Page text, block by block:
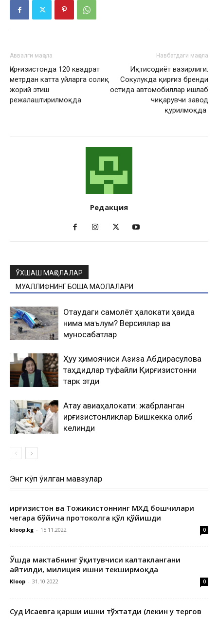
Аввалги мақола
Қирғизистонда 120 квадрат
метрдан катта уйларга солиқ
жорий этиш
режалаштирилмоқда
Навбатдаги мақола
Иқтисодиёт вазирлиги:
Сокулукда қирғиз бренди
остида автомобиллар ишлаб
чиқарувчи завод
қурилмоқда
Редакция
ЎХШАШ МАҚОЛАЛАР
МУАЛЛИФНИНГ БОШҚА МАҚОЛАЛАРИ
Оқтаудаги самолёт ҳалокати ҳақида
нима маълум? Версиялар ва
муносабатлар
Ҳуқуқ ҳимоячиси Азиза Абдирасулова
таҳдидлар туфайли Қирғизистонни
тарк этди
Ақтау авиаҳалокати: жабрланган
қирғизистонликлар Бишкекка олиб
келинди
Энг кўп ўқилган мавзулар
Қирғизистон ва Тожикистоннинг МХДҚ бошчилари
чегара бўйича протоколга қўл қўйишди
kloop.kg - 15.11.2022 0
Ўшда мактабнинг ўқитувчиси калтаклангани
айтилди, милиция ишни текширмоқда
Kloop - 31.10.2022 0
Суд Исаевга қарши ишни тўхтатди (лекин у тергов